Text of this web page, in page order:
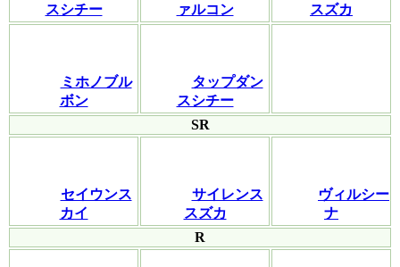
スシチー
ァルコン
スズカ
ミホノブル
ボン
タップダン
スシチー
SR
セイウンス
カイ
サイレンス
スズカ
ヴィルシー
ナ
R